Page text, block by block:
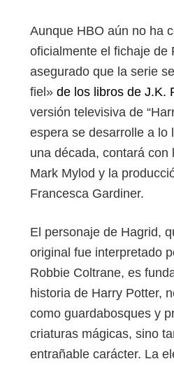
Aunque HBO aún no ha
oficialmente el fichaje de
asegurado que la serie
fiel» de los libros de J.K.
versión televisiva de
espera se desarrolle a lo
una década, contará con
Mark Mylod y la
Francesca Gardiner.
El personaje de Hagrid,
original fue interpretado
Robbie Coltrane, es
historia de Harry Potter,
como guardabosques y
criaturas mágicas, sino
entrañable carácter. La